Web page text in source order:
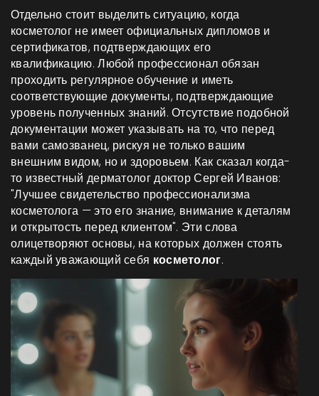
Отдельно стоит выделить ситуацию, когда
косметолог не имеет официальных дипломов и
сертификатов, подтверждающих его
квалификацию. Любой профессионал обязан
проходить регулярное обучение и иметь
соответствующие документы, подтверждающие
уровень полученных знаний. Отсутствие подобной
документации может указывать на то, что перед
вами самозванец, рискуя не только вашим
внешним видом, но и здоровьем. Как сказал когда-
то известный дерматолог доктор Сергей Иванов:
"Лучшее свидетельство профессионализма
косметолога — это его знание, внимание к деталям
и открытость перед клиентом". Эти слова
олицетворяют основы, на которых должен стоять
каждый уважающий себя косметолог.